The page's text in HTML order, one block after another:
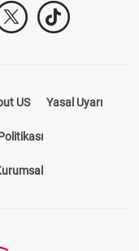
US Yasal Uyarı